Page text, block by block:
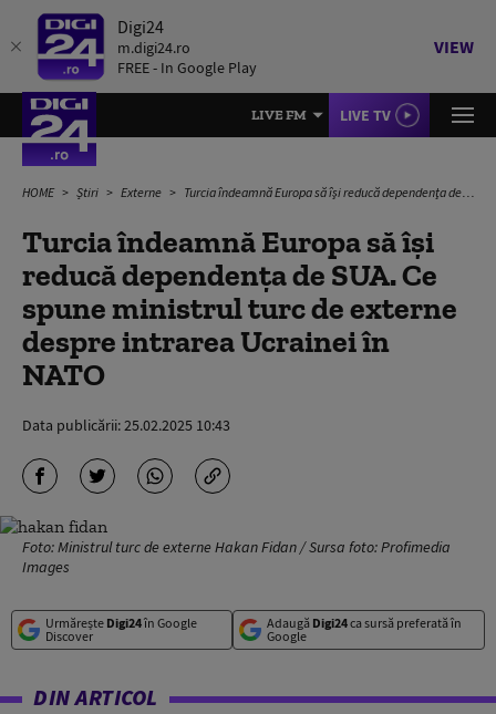
Digi24
m.digi24.ro
FREE - In Google Play
VIEW
LIVE FM LIVE TV
HOME Știri Externe Turcia îndeamnă Europa să îşi reducă dependenţa de SUA. Ce spune ministrul turc de externe despre intrarea Ucrainei în NATO
Turcia îndeamnă Europa să îşi
reducă dependenţa de SUA. Ce
spune ministrul turc de externe
despre intrarea Ucrainei în
NATO
Data publicării:25.02.2025 10:43
Foto: Ministrul turc de externe Hakan Fidan / Sursa foto: Profimedia
Images
Urmărește Digi24în Google
Discover
Adaugă Digi24ca sursă preferată în
Google
DIN ARTICOL